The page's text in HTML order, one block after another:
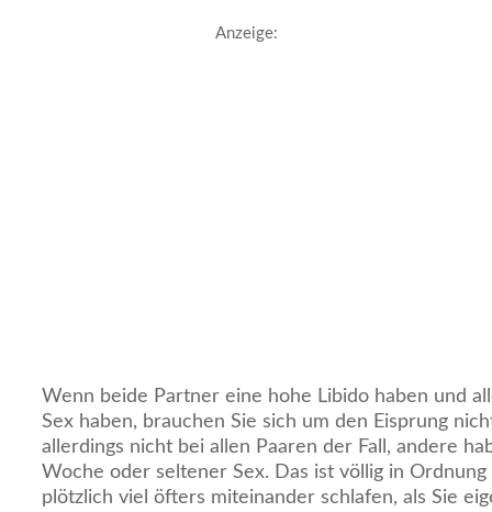
Anzeige:
Wenn beide Partner eine hohe Libido haben und
Sex haben, brauchen Sie sich um den Eisprung
allerdings nicht bei allen Paaren der Fall, andere
Woche oder seltener Sex. Das ist völlig in
plötzlich viel öfters miteinander schlafen, als Sie